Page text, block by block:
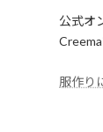
公式オ
Creema
服作り